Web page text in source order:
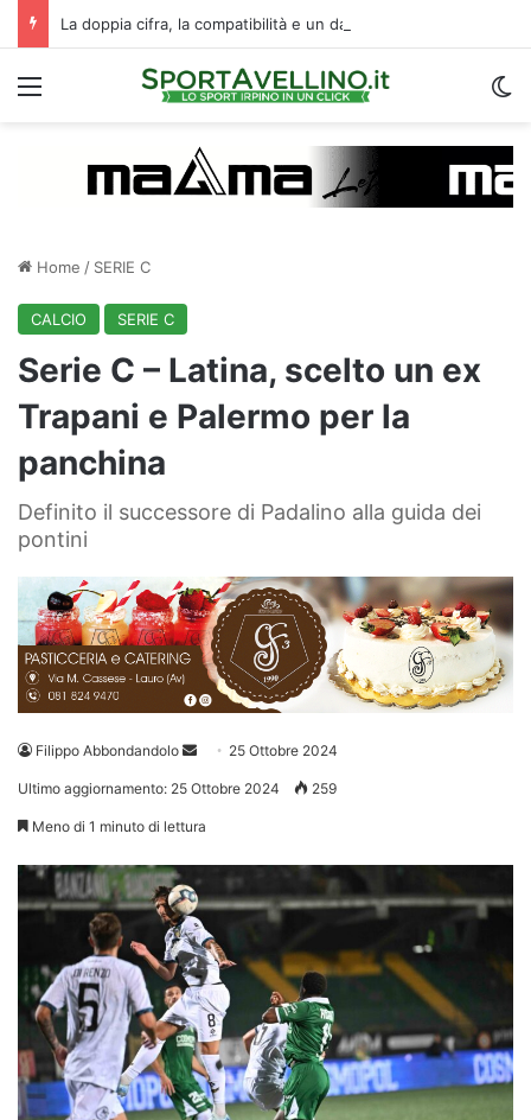
Menu
Home / SERIE C
CALCIO SERIE C
Serie C – Latina, scelto un ex
Trapani e Palermo per la
panchina
Definito il successore di Padalino alla guida dei
pontini
Filippo Abbondandolo
Invia 25 Ottobre 2024
Ultimo aggiornamento: 25 Ottobre 2024 259
Meno di 1 minuto di lettura